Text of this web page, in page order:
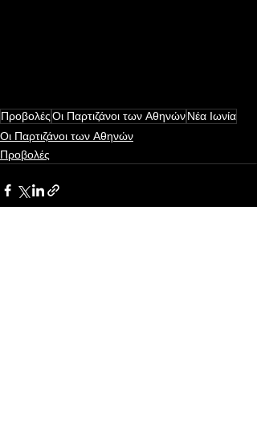
ΠροβολέςΟι Παρτιζάνοι των ΑθηνώνΝέα Ιωνία
Οι Παρτιζάνοι των Αθηνών
Προβολές